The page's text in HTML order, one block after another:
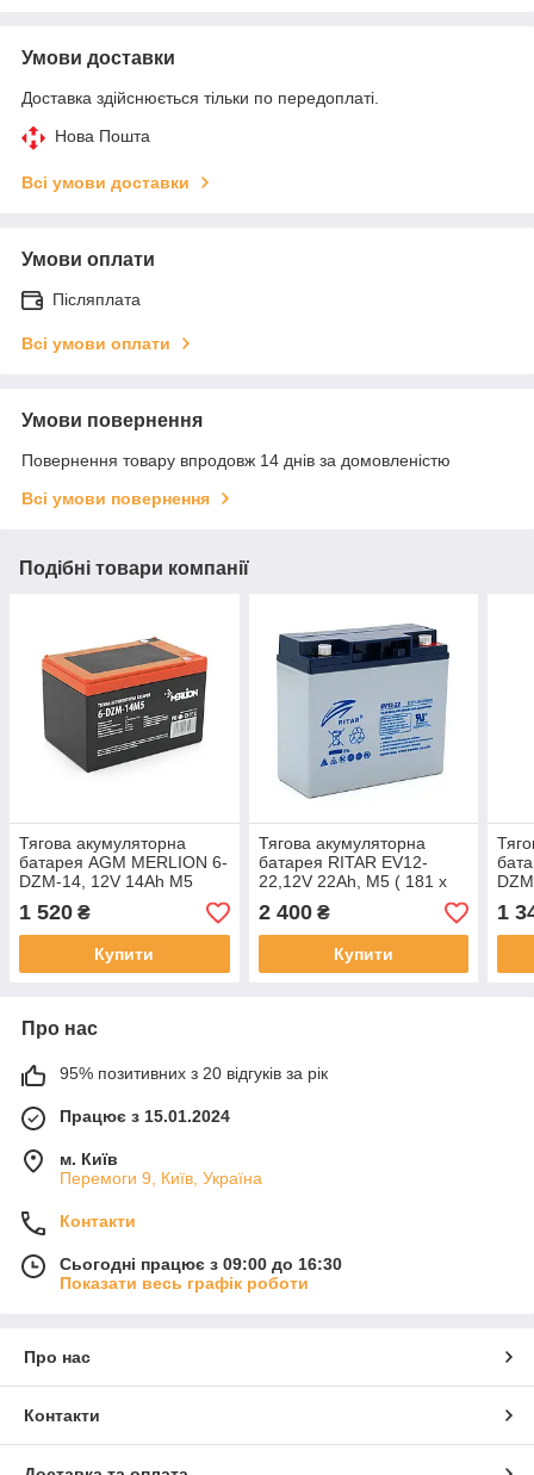
Умови доставки
Доставка здійснюється тільки по передоплаті.
Нова Пошта
Всі умови доставки
Умови оплати
Післяплата
Всі умови оплати
Умови повернення
Повернення товару впродовж 14 днів за домовленістю
Всі умови повернення
Подібні товари компанії
Тягова акумуляторна
батарея AGM MERLION 6-
DZM-14, 12V 14Ah M5
(151х98х104 мм) Q3
1 520 ₴
Купити
Тягова акумуляторна
батарея RITAR EV12-
22,12V 22Ah, M5 ( 181 х
77 х 170 ), Q4
2 400₴
Купити
Q3
1
Про нас
95% позитивних з 20 відгуків за рік
Працює з 15.01.2024
м. Київ
Перемоги 9, Київ, Україна
Контакти
Сьогодні працює з 09:00 до 16:30
Показати весь графік роботи
Про нас
Контакти